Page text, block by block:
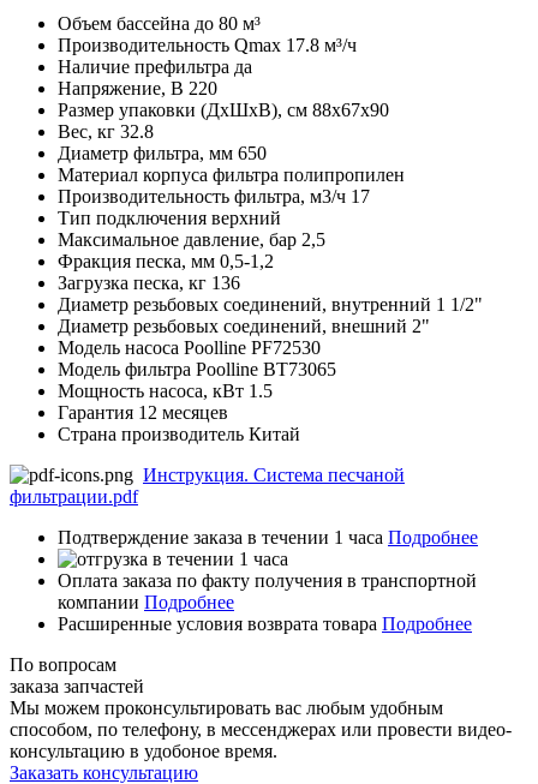
Объем бассейна до 80 м³
Производительность Qmax 17.8 м³/ч
Наличие префильтра да
Напряжение, В 220
Размер упаковки (ДхШхВ), см 88х67х90
Вес, кг 32.8
Диаметр фильтра, мм 650
Материал корпуса фильтра полипропилен
Производительность фильтра, м3/ч 17
Тип подключения верхний
Максимальное давление, бар 2,5
Фракция песка, мм 0,5-1,2
Загрузка песка, кг 136
Диаметр резьбовых соединений, внутренний 1 1/2"
Диаметр резьбовых соединений, внешний 2"
Модель насоса Poolline PF72530
Модель фильтра Poolline BT73065
Мощность насоса, кВт 1.5
Гарантия 12 месяцев
Страна производитель Китай
Инструкция. Система песчаной
фильтрации.pdf
Подтверждение заказа в течении 1 часа Подробнее
Оплата заказа по факту получения в транспортной
компании Подробнее
Расширенные условия возврата товара Подробнее
По вопросам
заказа запчастей
Мы можем проконсультировать вас любым удобным
способом, по телефону, в мессенджерах или провести видео-
консультацию в удобоное время.
Заказать консультацию